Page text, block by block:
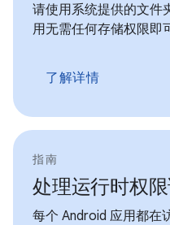
请使用系统提供的文件
用无需任何存储权限即
了解详情
指南
处理运行时权
每个 Android 应用都在